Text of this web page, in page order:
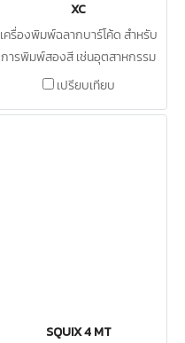
XC
เครื่องพิมพ์ฉลากบาร์โค้ด สำหรับ
การพิมพ์สองสี เช่นอุตสาหกรรม
เคมี
เปรียบเทียบ
SQUIX 4 MT